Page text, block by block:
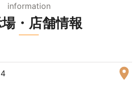
information
・店舗情報